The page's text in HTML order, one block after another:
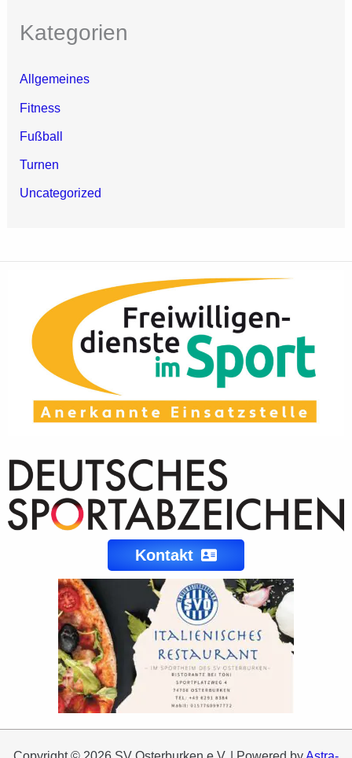
Kategorien
Allgemeines
Fitness
Fußball
Turnen
Uncategorized
Kontakt